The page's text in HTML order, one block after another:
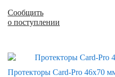
Сообщить
о поступлении
Протекторы Card-Pro 46x70